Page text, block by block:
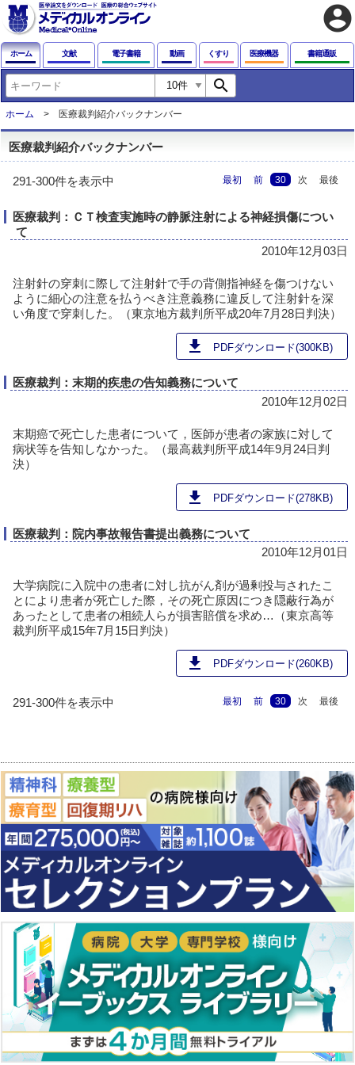
account_circle
ホーム 文献 電子書籍 動画 くすり 医療機器 書籍通販
search
ホーム 医療裁判紹介バックナンバー
医療裁判紹介バックナンバー
291-300件を表示中 最初 前 30 次 最後
医療裁判：ＣＴ検査実施時の静脈注射による神経損傷につい
て
2010年12月03日
注射針の穿刺に際して注射針で手の背側指神経を傷つけない
ように細心の注意を払うべき注意義務に違反して注射針を深
い角度で穿刺した。（東京地方裁判所平成20年7月28日判決）
download PDFダウンロード(300KB)
医療裁判：末期的疾患の告知義務について
2010年12月02日
末期癌で死亡した患者について，医師が患者の家族に対して
病状等を告知しなかった。（最高裁判所平成14年9月24日判
決）
download PDFダウンロード(278KB)
医療裁判：院内事故報告書提出義務について
2010年12月01日
大学病院に入院中の患者に対し抗がん剤が過剰投与されたこ
とにより患者が死亡した際，その死亡原因につき隠蔽行為が
あったとして患者の相続人らが損害賠償を求め…（東京高等
裁判所平成15年7月15日判決）
download PDFダウンロード(260KB)
291-300件を表示中 最初 前 30 次 最後